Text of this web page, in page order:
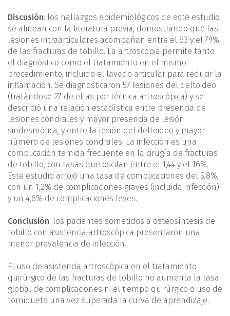
Discusión: los hallazgos epidemiológicos de este estudio
se alinean con la literatura previa, demostrando que las
lesiones intraarticulares acompañan entre el 63 y el 79%
de las fracturas de tobillo. La artroscopia permite tanto
el diagnóstico como el tratamiento en el mismo
procedimiento, incluido el lavado articular para reducir la
inflamación. Se diagnosticaron 57 lesiones del deltoideo
(tratándose 27 de ellas por técnica artroscópica) y se
describió una relación estadística entre presencia de
lesiones condrales y mayor presencia de lesión
sindesmótica, y entre la lesión del deltoideo y mayor
número de lesiones condrales. La infección es una
complicación temida frecuente en la cirugía de fracturas
de tobillo, con tasas que oscilan entre el 1,44 y el 16%.
Este estudio arrojó una tasa de complicaciones del 5,8%,
con un 1,2% de complicaciones graves (incluida infección)
y un 4,6% de complicaciones leves.
Conclusión: los pacientes sometidos a osteosíntesis de
tobillo con asistencia artroscópica presentaron una
menor prevalencia de infección.
El uso de asistencia artroscópica en el tratamiento
quirúrgico de las fracturas de tobillo no aumenta la tasa
global de complicaciones ni el tiempo quirúrgico o uso de
torniquete una vez superada la curva de aprendizaje.